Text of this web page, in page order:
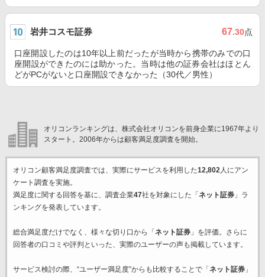
岩井コスモ証券 67.30点
口座開設したのは10年以上前だったが当時から携帯のみでの口
座開設ができたのには助かった。当時は他の証券会社はほとん
どがPCがないと口座開設できなかった（30代／男性）
オリコンランキングは、株式会社オリコンを前身企業に1967年より
スタート。2006年からは顧客満足度調査を開始。
オリコン顧客満足度調査では、実際にサービスを利用した12,802人にアン
ケート調査を実施。
満足度に関する回答を基に、調査企業47社を対象にした「 ネット証券」ラ
ンキングを発表しています。
総合満足度だけでなく、様々な切り口から「 ネット証券」を評価。さらに
回答者の口コミや評判といった、実際のユーザーの声も掲載しています。
サービス検討の際、“ユーザー満足度”からも比較することで「 ネット証券」